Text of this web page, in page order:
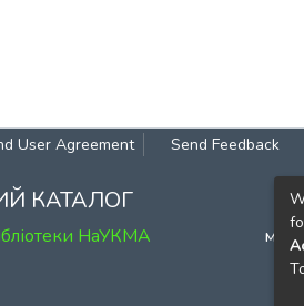
User Agreement Send Feedback
КАТАЛОГ
НаУКМА
м.